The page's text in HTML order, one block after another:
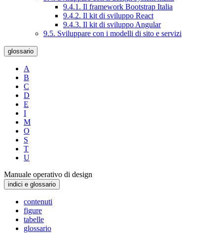
9.4.1. Il framework Bootstrap Italia
9.4.2. Il kit di sviluppo React
9.4.3. Il kit di sviluppo Angular
9.5. Sviluppare con i modelli di sito e servizi
glossario
A
B
C
D
E
I
M
O
S
T
U
Manuale operativo di design
indici e glossario
contenuti
figure
tabelle
glossario